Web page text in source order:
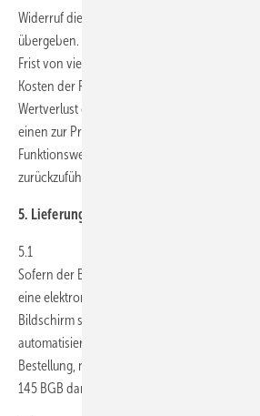
Widerruf dieses Vertrags unterrichten, an uns
übergeben. Die Frist ist gewahrt, wenn Sie die
Frist von vierzehn (14) Tagen absenden. Sie
Kosten der Rücksendung der Waren. Sie
Wertverlust der Waren nur aufkommen, wenn
einen zur Prüfung der Beschaffenheit,
Funktionsweise der Waren nicht notwendigen
zurückzuführen ist.
5. Lieferung
5.1
Sofern der Besteller über den Internetshop
eine elektronische Bestätigung der Bestellung
Bildschirm sowie per Email. Die elektronische
automatisiert und stellt somit lediglich eine
Bestellung, nicht jedoch die Annahme der
145 BGB dar.